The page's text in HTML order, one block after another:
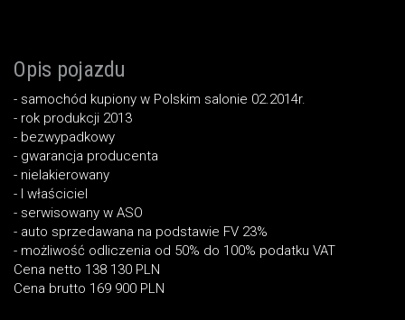
Opis pojazdu
- samochód kupiony w Polskim salonie 02.2014r.
- rok produkcji 2013
- bezwypadkowy
- gwarancja producenta
- nielakierowany
- I właściciel
- serwisowany w ASO
- auto sprzedawana na podstawie FV 23%
- możliwość odliczenia od 50% do 100% podatku VAT
Cena netto 138 130 PLN
Cena brutto 169 900 PLN